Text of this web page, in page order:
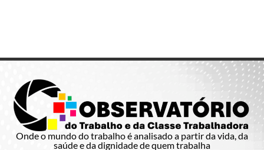
Onde o mundo do trabalho é analisado a partir da vida, da
saúde e da dignidade de quem trabalha